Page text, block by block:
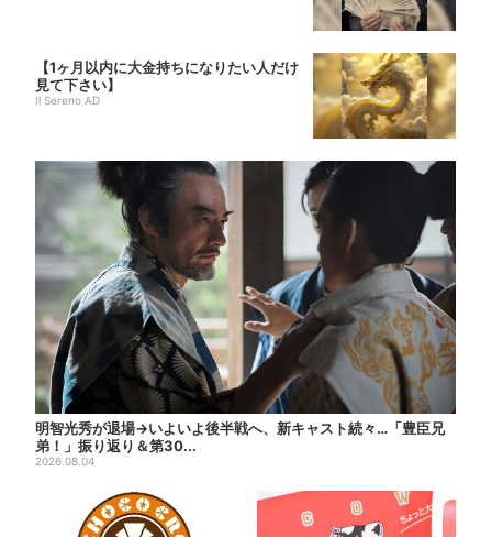
【1ヶ月以内に大金持ちになりたい人だけ
見て下さい】
Il Sereno AD
明智光秀が退場→いよいよ後半戦へ、新キャスト続々…「豊臣兄
弟！」振り返り＆第30...
2026.08.04